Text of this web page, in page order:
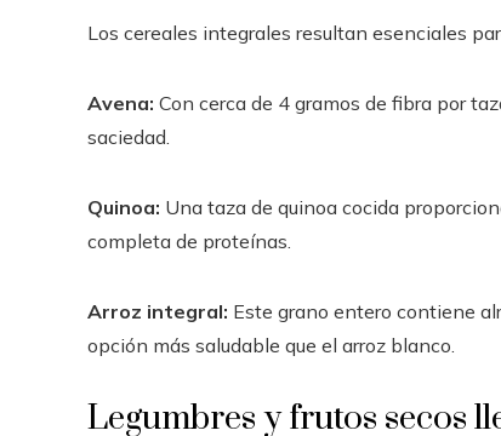
Los cereales integrales resultan esenciales
Avena: Con cerca de 4 gramos de fibra por
saciedad.
Quinoa: Una taza de quinoa cocida
completa de proteínas.
Arroz integral: Este grano entero contiene
opción más saludable que el arroz blanco.
Legumbres y frutos secos